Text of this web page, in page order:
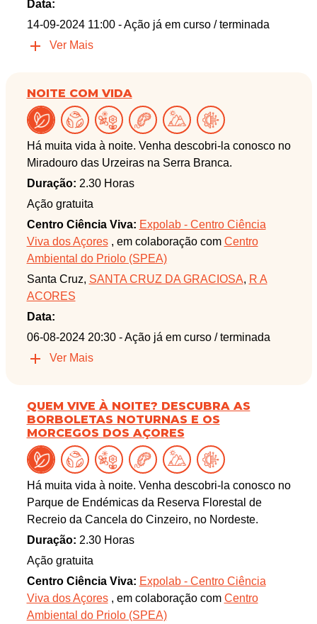
Data:
14-09-2024 11:00 - Ação já em curso / terminada
Ver Mais
NOITE COM VIDA
Há muita vida à noite. Venha descobri-la conosco no
Miradouro das Urzeiras na Serra Branca.
Duração: 2.30 Horas
Ação gratuita
Centro Ciência Viva: Expolab - Centro Ciência
Viva dos Açores, em colaboração com Centro
Ambiental do Priolo (SPEA)
Santa Cruz, SANTA CRUZ DA GRACIOSA, R A
ACORES
Data:
06-08-2024 20:30 - Ação já em curso / terminada
Ver Mais
QUEM VIVE À NOITE? DESCUBRA AS
BORBOLETAS NOTURNAS E OS
MORCEGOS DOS AÇORES
Há muita vida à noite. Venha descobri-la conosco no
Parque de Endémicas da Reserva Florestal de
Recreio da Cancela do Cinzeiro, no Nordeste.
Duração: 2.30 Horas
Ação gratuita
Centro Ciência Viva: Expolab - Centro Ciência
Viva dos Açores, em colaboração com Centro
Ambiental do Priolo (SPEA)